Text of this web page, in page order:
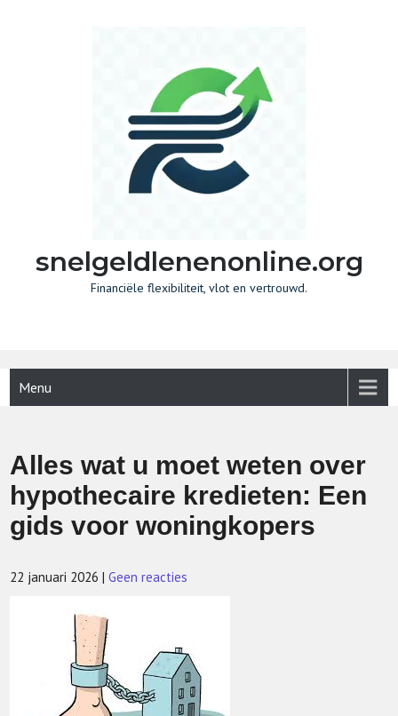
snelgeldlenenonline.org
Financiële flexibiliteit, vlot en vertrouwd.
Menu
Alles wat u moet weten over
hypothecaire kredieten: Een
gids voor woningkopers
22 januari 2026 |Geen reacties